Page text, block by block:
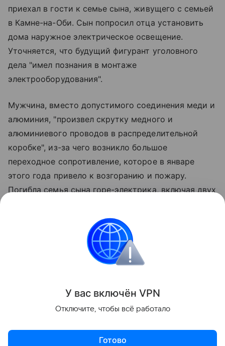
приехал в гости к семье сына, живущего с семьей
в Камне-на-Оби. Сын попросил отца установить
дома наружное электрическое освещение.
Уточняется, что будущий фигурант уголовного
дела "имел познания в монтаже
электрооборудования".
Мужчина, вместо допустимого соединения меди и
алюминия, "произвел скрутку медного и
алюминиевого проводов в распределительной
коробке", из-за чего возникло большое
переходное сопротивление, которое в январе
этого года привело к возгоранию и пожару.
Погибла семья сына горе-электрика, включая двух
Жителю Новосибирской области вменяют
причинение смерти по неосторожности двум и
более лицам, уголовное дело направлено в суд.
Поделиться
У вас включён VPN
Отключите, чтобы всё работало
Готово